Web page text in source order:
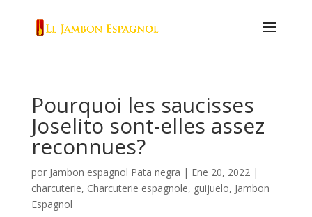
Pourquoi les saucisses
Joselito sont-elles assez
reconnues?
por Jambon espagnol Pata negra | Ene 20, 2022|
charcuterie, Charcuterie espagnole, guijuelo, Jambon
Espagnol